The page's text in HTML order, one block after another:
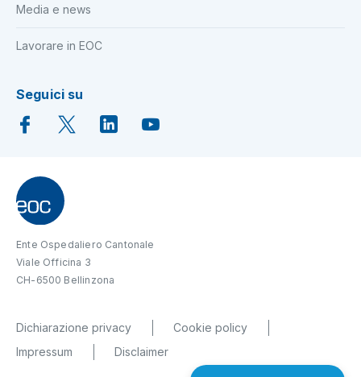
Media e news
Lavorare in EOC
Seguici su
Ente Ospedaliero Cantonale
Viale Officina 3
CH-6500 Bellinzona
Dichiarazione privacy
Cookie policy
Impressum
Disclaimer